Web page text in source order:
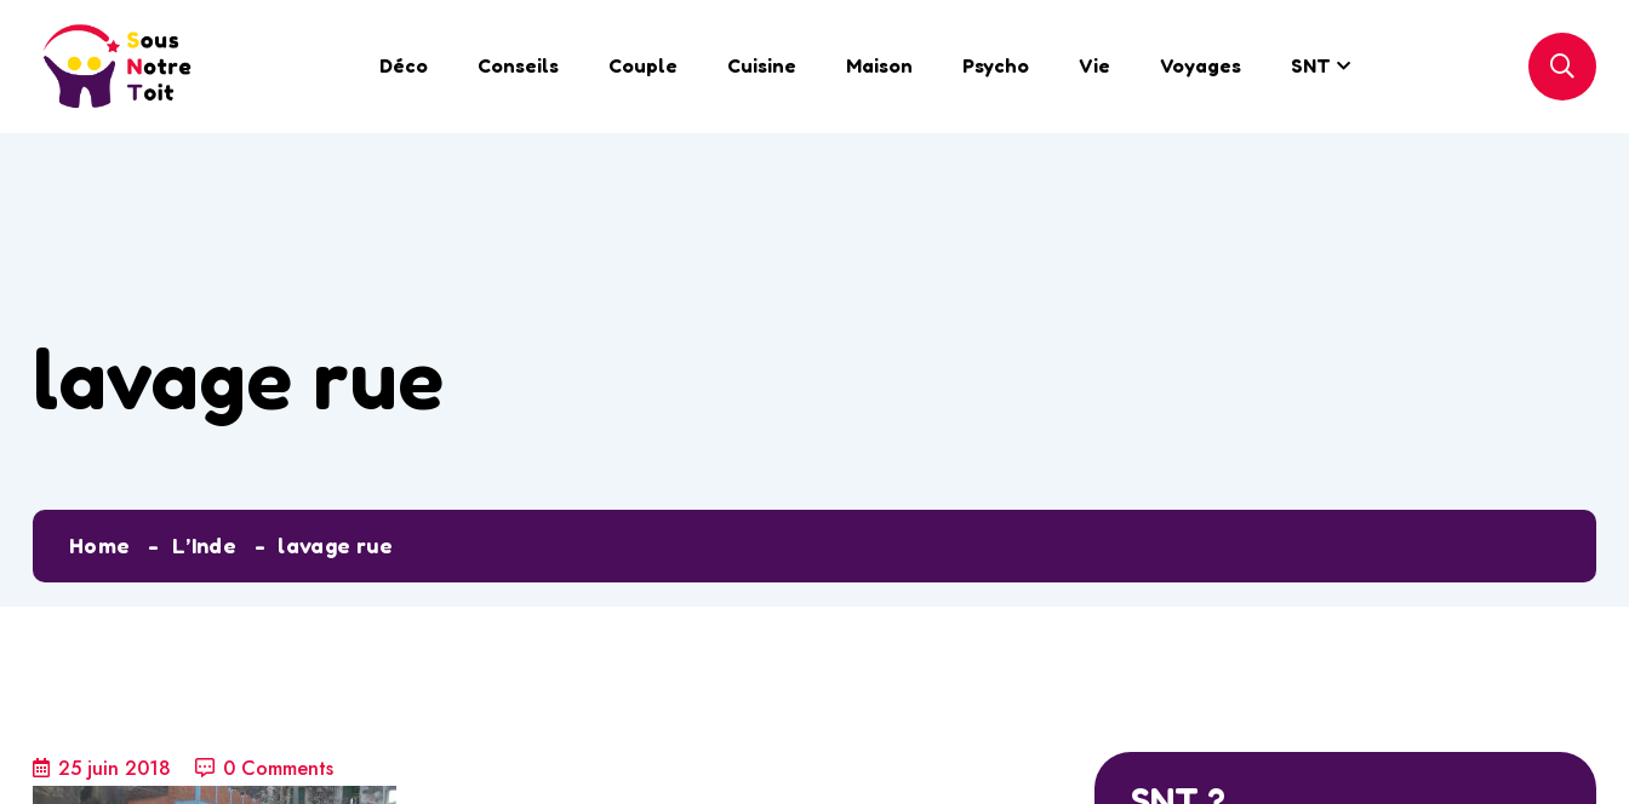
Déco Conseils Couple Cuisine Maison Psycho Vie Voyages SNT
lavage rue
Home L’Inde lavage rue
25 juin 2018 0 Comments